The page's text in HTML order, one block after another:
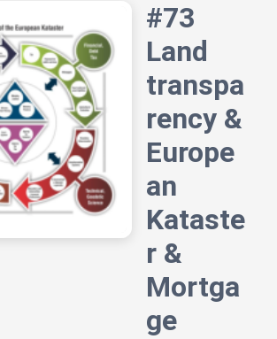
#73
Land
transpa
rency &
Europe
an
Kataste
r &
Mortga
ge